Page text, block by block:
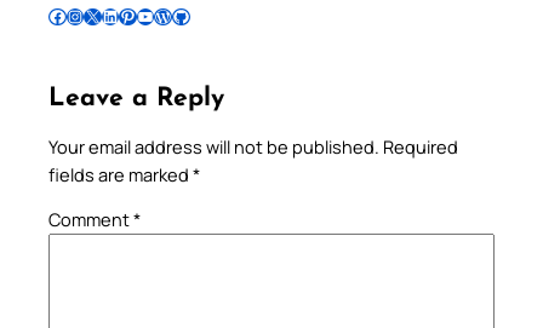
Follow Pradeep on Facebook Follow Pradeep on InstagramFollow Pradeep on X Follow Pradeep on LinkedIn Follow Pradeep on Pinterest Subscribe to Pradeep’s Youtube Channel Follow Pradeep on WordPress Follow Pradeep on GitHub
Leave a Reply
Your email address will not be published. Required
fields are marked *
Comment*